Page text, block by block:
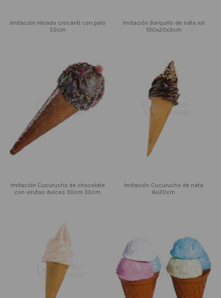
Imitación Helado crocanti con palo
50cm
Imitación Barquillo de nata xxl
100x20x3cm
Imitación Cucurucho de chocolate
con virutas dulces 30cm 30cm
Imitación Cucurucho de nata
6x20cm